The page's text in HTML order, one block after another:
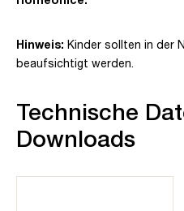
Hinweis: Kinder sollten in der
beaufsichtigt werden.
Technische
Downloads